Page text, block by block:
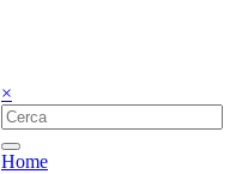
×
Home